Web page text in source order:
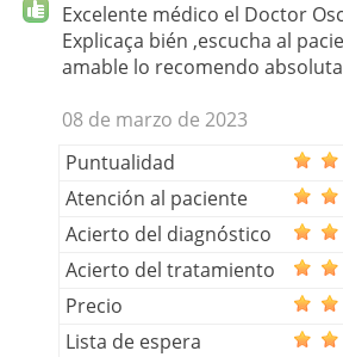
Excelente médico el Doctor
Explicaça bién ,escucha al
amable lo recomendo
08 de marzo de 2023
Puntualidad
Atención al paciente
Acierto del diagnóstico
Acierto del tratamiento
Precio
Lista de espera